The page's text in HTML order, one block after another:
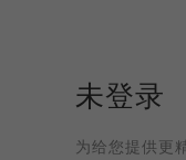
未登录
为给您提供更